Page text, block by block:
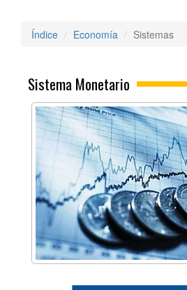
Índice Economía Sistemas
Sistema Monetario